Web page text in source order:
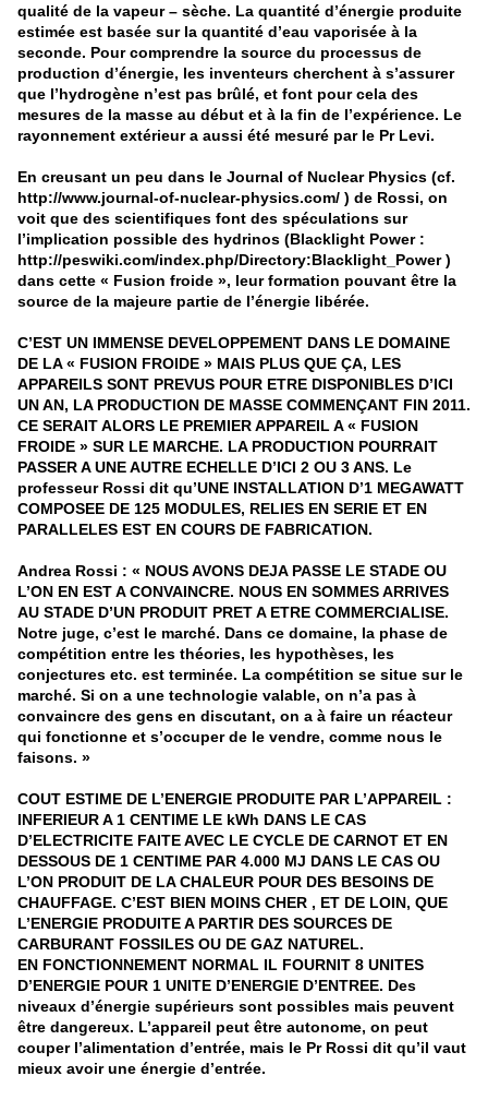
qualité de la vapeur – sèche. La quantité d’énergie produite
estimée est basée sur la quantité d’eau vaporisée à la
seconde. Pour comprendre la source du processus de
production d’énergie, les inventeurs cherchent à s’assurer
que l’hydrogène n’est pas brûlé, et font pour cela des
mesures de la masse au début et à la fin de l’expérience. Le
rayonnement extérieur a aussi été mesuré par le Pr Levi.
En creusant un peu dans le Journal of Nuclear Physics (cf.
http://www.journal-of-nuclear-physics.com/ ) de Rossi, on
voit que des scientifiques font des spéculations sur
l’implication possible des hydrinos (Blacklight Power :
http://peswiki.com/index.php/Directory:Blacklight_Power )
dans cette « Fusion froide », leur formation pouvant être la
source de la majeure partie de l’énergie libérée.
C’EST UN IMMENSE DEVELOPPEMENT DANS LE DOMAINE
DE LA « FUSION FROIDE » MAIS PLUS QUE ÇA, LES
APPAREILS SONT PREVUS POUR ETRE DISPONIBLES D’ICI
UN AN, LA PRODUCTION DE MASSE COMMENÇANT FIN 2011.
CE SERAIT ALORS LE PREMIER APPAREIL A « FUSION
FROIDE » SUR LE MARCHE. LA PRODUCTION POURRAIT
PASSER A UNE AUTRE ECHELLE D’ICI 2 OU 3 ANS. Le
professeur Rossi dit qu’UNE INSTALLATION D’1 MEGAWATT
COMPOSEE DE 125 MODULES, RELIES EN SERIE ET EN
PARALLELES EST EN COURS DE FABRICATION.
Andrea Rossi : « NOUS AVONS DEJA PASSE LE STADE OU
L’ON EN EST A CONVAINCRE. NOUS EN SOMMES ARRIVES
AU STADE D’UN PRODUIT PRET A ETRE COMMERCIALISE.
Notre juge, c’est le marché. Dans ce domaine, la phase de
compétition entre les théories, les hypothèses, les
conjectures etc. est terminée. La compétition se situe sur le
marché. Si on a une technologie valable, on n’a pas à
convaincre des gens en discutant, on a à faire un réacteur
qui fonctionne et s’occuper de le vendre, comme nous le
faisons. »
COUT ESTIME DE L’ENERGIE PRODUITE PAR L’APPAREIL :
INFERIEUR A 1 CENTIME LE kWh DANS LE CAS
D’ELECTRICITE FAITE AVEC LE CYCLE DE CARNOT ET EN
DESSOUS DE 1 CENTIME PAR 4.000 MJ DANS LE CAS OU
L’ON PRODUIT DE LA CHALEUR POUR DES BESOINS DE
CHAUFFAGE. C’EST BIEN MOINS CHER , ET DE LOIN, QUE
L’ENERGIE PRODUITE A PARTIR DES SOURCES DE
CARBURANT FOSSILES OU DE GAZ NATUREL.
EN FONCTIONNEMENT NORMAL IL FOURNIT 8 UNITES
D’ENERGIE POUR 1 UNITE D’ENERGIE D’ENTREE. Des
niveaux d’énergie supérieurs sont possibles mais peuvent
être dangereux. L’appareil peut être autonome, on peut
couper l’alimentation d’entrée, mais le Pr Rossi dit qu’il vaut
mieux avoir une énergie d’entrée.